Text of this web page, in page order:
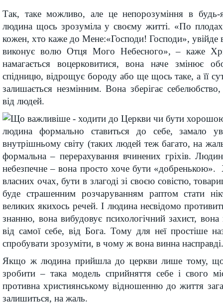
Так, таке можливо, але це непорозуміння в будь-
людина щось зрозуміла у своєму житті. «По плодах
кожен, хто каже до Мене:«Господи! Господи», увійде
виконує волю Отця Мого Небесного», – каже
намагається воцерковитися, вона наче змінює
спідницю, відрощує бороду або ще щось таке, а її
залишається незмінним. Вона зберігає себелюбство,
від людей.
людина формально ставиться до себе, замало
внутрішньому світу (таких людей теж багато, на
формальна – перерахування вчинених гріхів.
небезпечне – вона просто хоче бути
власних очах, бути в злагоді зі своєю совістю,
буде страшенним розчаруванням раптом стати
великих якихось речей. І людина несвідомо
знанню, вона вибудовує психологічний захист, вона
від самої себе, від Бога. Тому для неї простіше
спробувати зрозуміти, в чому ж вона винна насправді.
Якщо ж людина прийшла до церкви лише тому, що
зробити – така модель сприйняття себе і свого
противна християнському відношенню до життя
залишиться, на жаль.